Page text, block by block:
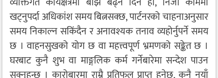
खट्नुपर्दा अधिकांश समय बित्नसक्छ, पार्टनरको चाहनाअनुसार
समय निकाल्न सकिंदैन र अनावश्यक तनाव व्यहोर्नुपर्ने समय
छ । वाहनसुखको योग छ वा महत्त्वपूर्ण भ्रमणको सङ्केत छ ।
घरबाट कुनै शुभ वा माङ्गलिक कर्म गर्नेबारेमा सन्देश पाउन